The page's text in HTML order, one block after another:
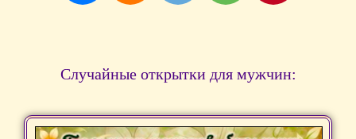
Случайные открытки для мужчин: